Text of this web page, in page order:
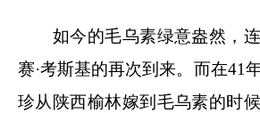
如今的毛乌素绿意盎然，连
赛·考斯基的再次到来。而在41
珍从陕西榆林嫁到毛乌素的时